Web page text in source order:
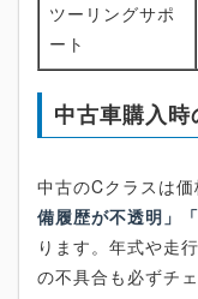
ツーリングサポ
ート
中古車購入時
中古のCクラスは価
備履歴が不透明」
ります。年式や走
の不具合も必ずチ